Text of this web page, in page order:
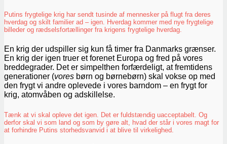
Putins frygtelige krig har sendt tusinde af mennesker på flugt fra deres
hverdag og skilt familier ad – igen. Hverdag kommer med nye frygtelige
billeder og rædselsfortællinger fra krigens frygtelige hverdag.
En krig der udspiller sig kun få timer fra Danmarks grænser.
En krig der igen truer et forenet Europa og fred på vores
breddegrader. Det er simpelthen forfærdeligt, at fremtidens
generationer (vores børn og børnebørn) skal vokse op med
den frygt vi andre oplevede i vores barndom – en frygt for
krig, atomvåben og adskillelse.
Tænk at vi skal opleve det igen. Det er fuldstændig uacceptabelt. Og
derfor skal vi som land og som by gøre alt, hvad der står i vores magt for
at forhindre Putins storhedsvanvid i at blive til virkelighed.